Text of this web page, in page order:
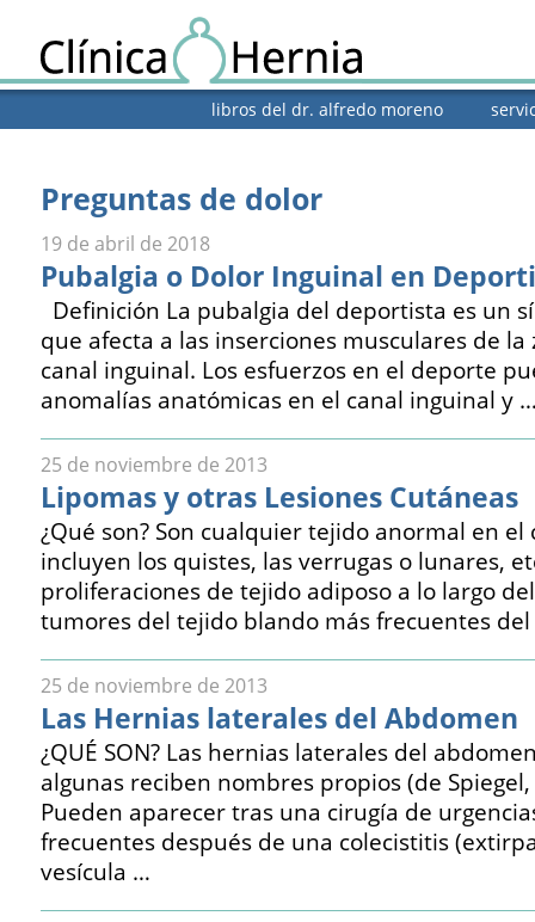
libros del dr. alfredo moreno
Preguntas de dolor
19 de abril de 2018
Pubalgia o Dolor Inguinal en
Definición La pubalgia del deportista es un
que afecta a las inserciones musculares de
canal inguinal. Los esfuerzos en el deporte
anomalías anatómicas en el canal inguinal y
25 de noviembre de 2013
Lipomas y otras Lesiones Cutáneas
¿Qué son? Son cualquier tejido anormal en el
incluyen los quistes, las verrugas o lunares,
proliferaciones de tejido adiposo a lo largo
tumores del tejido blando más frecuentes
25 de noviembre de 2013
Las Hernias laterales del Abdomen
¿QUÉ SON? Las hernias laterales del
algunas reciben nombres propios (de
Pueden aparecer tras una cirugía de
frecuentes después de una colecistitis
vesícula …